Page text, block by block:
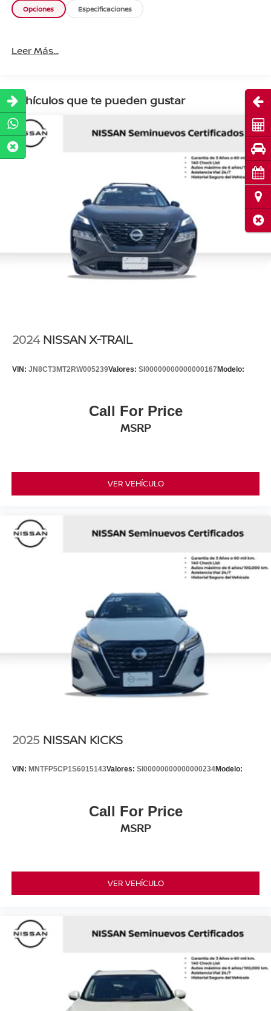
Opciones Especificaciones
Leer Más...
Vehículos que te pueden gustar
2024 NISSAN X-TRAIL
VIN: JN8CT3MT2RW005239Valores: SI00000000000000167Modelo:
Call For Price
MSRP
VER VEHÍCULO
2025 NISSAN KICKS
VIN: MNTFP5CP1S6015143Valores: SI00000000000000234Modelo:
Call For Price
MSRP
VER VEHÍCULO